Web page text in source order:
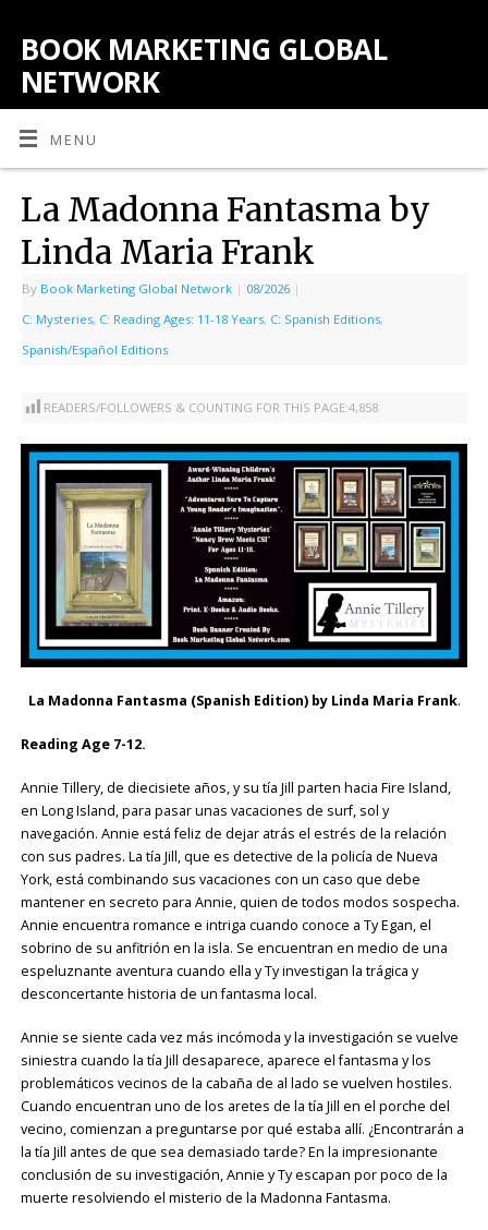
BOOK MARKETING GLOBAL
NETWORK
MENU
La Madonna Fantasma by
Linda Maria Frank
By Book Marketing Global Network | 08/2026 |
C: Mysteries, C: Reading Ages: 11-18 Years, C: Spanish Editions,
Spanish/Español Editions
READERS/FOLLOWERS & COUNTING FOR THIS PAGE:4,858
La Madonna Fantasma (Spanish Edition) by Linda Maria Frank.
Reading Age 7-12.
Annie Tillery, de diecisiete años, y su tía Jill parten hacia Fire Island,
en Long Island, para pasar unas vacaciones de surf, sol y
navegación. Annie está feliz de dejar atrás el estrés de la relación
con sus padres. La tía Jill, que es detective de la policía de Nueva
York, está combinando sus vacaciones con un caso que debe
mantener en secreto para Annie, quien de todos modos sospecha.
Annie encuentra romance e intriga cuando conoce a Ty Egan, el
sobrino de su anfitrión en la isla. Se encuentran en medio de una
espeluznante aventura cuando ella y Ty investigan la trágica y
desconcertante historia de un fantasma local.
Annie se siente cada vez más incómoda y la investigación se vuelve
siniestra cuando la tía Jill desaparece, aparece el fantasma y los
problemáticos vecinos de la cabaña de al lado se vuelven hostiles.
Cuando encuentran uno de los aretes de la tía Jill en el porche del
vecino, comienzan a preguntarse por qué estaba allí. ¿Encontrarán a
la tía Jill antes de que sea demasiado tarde? En la impresionante
conclusión de su investigación, Annie y Ty escapan por poco de la
muerte resolviendo el misterio de la Madonna Fantasma.